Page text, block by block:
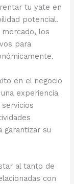
tu yate en
potencial.
los
para
en el negocio
experiencia
garantizar su
al tanto de
con